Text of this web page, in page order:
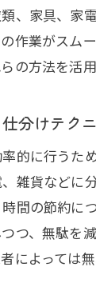
、家具、家
作業がスム
の方法を活
分けテク
的に行うた
雑貨などに
間の節約に
つ、無駄を
によっては